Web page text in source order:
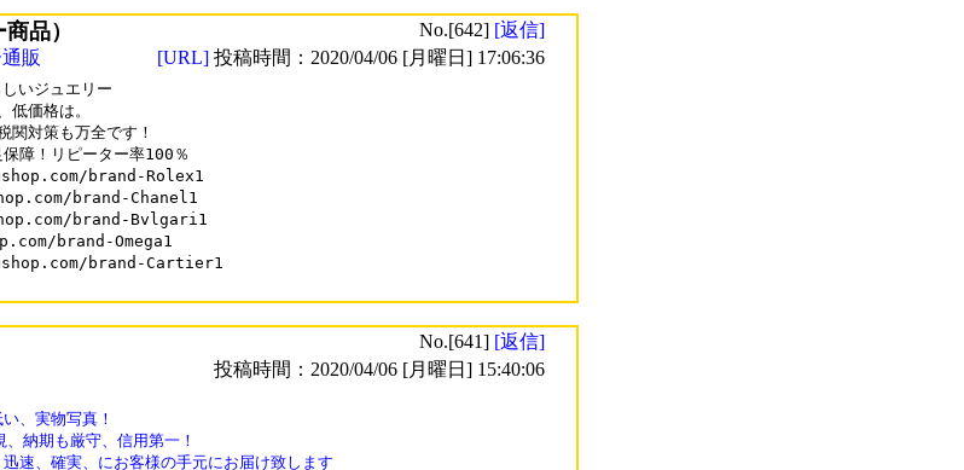
品） No.[642] [返信]
販 [URL] 投稿時間：2020/04/06 [月曜日] 17:06:36
いジュエリー
低価格は。
関対策も万全です！
障！リピーター率100％
brand-Rolex1
brand-Chanel1
brand-Bvlgari1
brand-Omega1
brand-Cartier1
No.[641] [返信]
投稿時間：2020/04/06 [月曜日] 15:40:06
、実物写真！
納期も厳守、信用第一！
速、確実、にお客様の手元にお届け致します